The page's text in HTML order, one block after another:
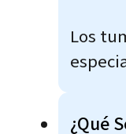
Los
¿Qué